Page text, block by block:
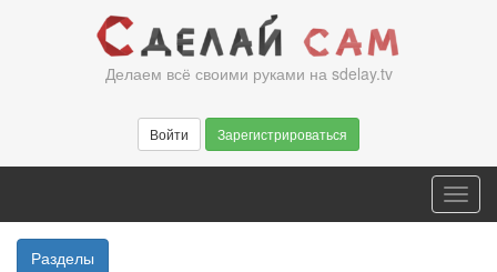
Делаем всё своими руками на sdelay.tv
Войти Зарегистрироваться
Разделы